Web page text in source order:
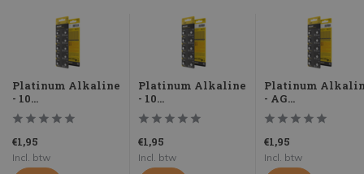
Platinum Alkaline
- 10...
€1,95
Incl. btw
Platinum Alkaline
- 10...
€1,95
Incl. btw
Platinum
- AG...
€1,95
Incl. btw